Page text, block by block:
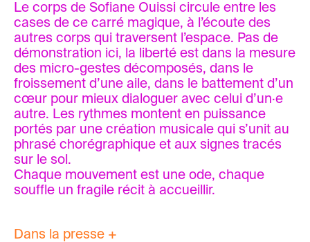
Le corps de Sofiane Ouissi circule entre les
cases de ce carré magique, à l’écoute des
autres corps qui traversent l’espace. Pas de
démonstration ici, la liberté est dans la mesure
des micro-gestes décomposés, dans le
froissement d’une aile, dans le battement d’un
cœur pour mieux dialoguer avec celui d’un·e
autre. Les rythmes montent en puissance
portés par une création musicale qui s’unit au
phrasé chorégraphique et aux signes tracés
sur le sol.
Chaque mouvement est une ode, chaque
souffle un fragile récit à accueillir.
Dans la presse +